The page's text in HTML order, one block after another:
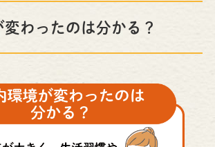
わったのは分かる？